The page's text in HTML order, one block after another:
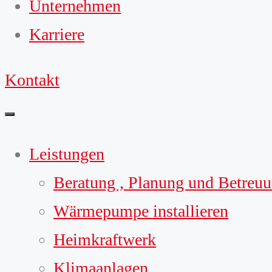
Unternehmen
Karriere
Kontakt
Leistungen
Beratung , Planung und
Wärmepumpe installieren
Heimkraftwerk
Klimaanlagen